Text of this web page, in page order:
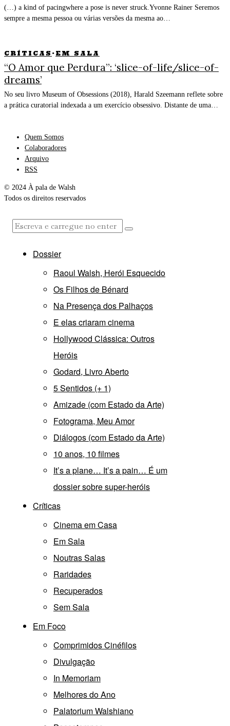
(…) a kind of pacingwhere a pose is never struck.Yvonne Rainer Seremos
sempre a mesma pessoa ou várias versões da mesma ao…
CRÍTICAS · EM SALA
“O Amor que Perdura”: ‘slice-of-life/slice-of-
dreams’
No seu livro Museum of Obsessions (2018), Harald Szeemann reflete sobre
a prática curatorial indexada a um exercício obsessivo. Distante de uma…
Quem Somos
Colaboradores
Arquivo
RSS
© 2024 À pala de Walsh
Todos os direitos reservados
Dossier
Raoul Walsh, Herói Esquecido
Os Filhos de Bénard
Na Presença dos Palhaços
E elas criaram cinema
Hollywood Clássica: Outros
Heróis
Godard, Livro Aberto
5 Sentidos (+ 1)
Amizade (com Estado da Arte)
Fotograma, Meu Amor
Diálogos (com Estado da Arte)
10 anos, 10 filmes
It’s a plane… It’s a pain… É um
dossier sobre super-heróis
Críticas
Cinema em Casa
Em Sala
Noutras Salas
Raridades
Recuperados
Sem Sala
Em Foco
Comprimidos Cinéfilos
Divulgação
In Memoriam
Melhores do Ano
Palatorium Walshiano